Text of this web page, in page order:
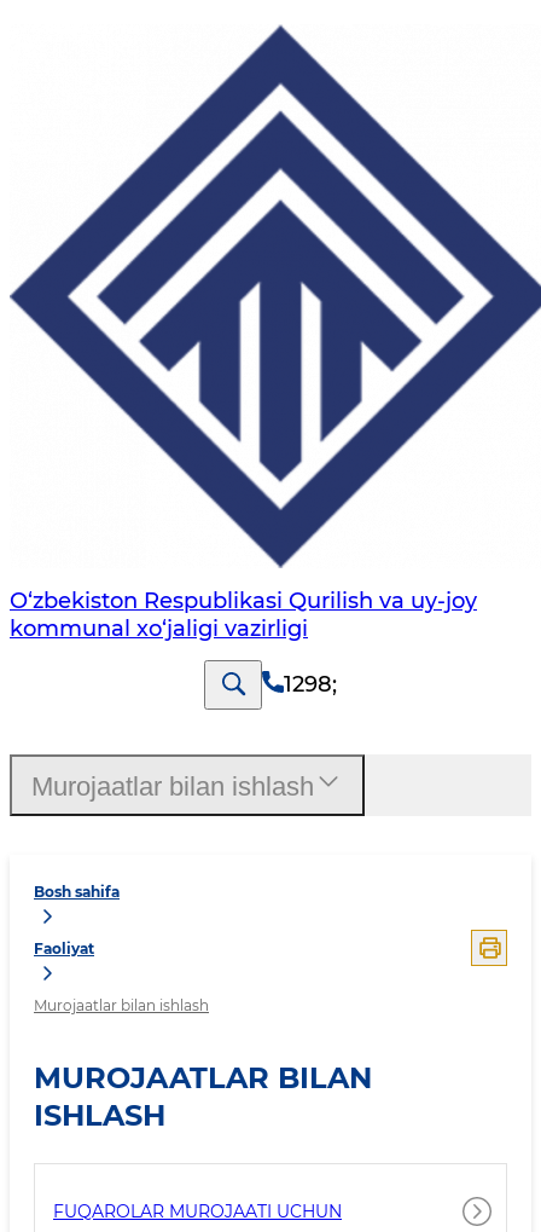
O‘zbekiston Respublikasi Qurilish va uy-joy
kommunal xo‘jaligi vazirligi
1298;
Bosh sahifa
Faoliyat
Murojaatlar bilan ishlash
MUROJAATLAR BILAN
ISHLASH
FUQAROLAR MUROJAATI UCHUN
Murojaatlar bilan ishlash